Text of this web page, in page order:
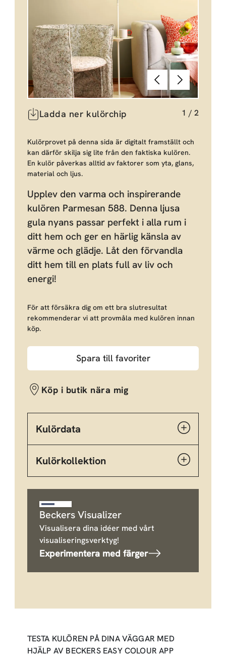
Föregående
Nästa
Ladda ner kulörchip 1 / 2
Kulörprovet på denna sida är digitalt framställt och
kan därför skilja sig lite från den faktiska kulören.
En kulör påverkas alltid av faktorer som yta, glans,
material och ljus.
Upplev den varma och inspirerande
kulören Parmesan 588. Denna ljusa
gula nyans passar perfekt i alla rum i
ditt hem och ger en härlig känsla av
värme och glädje. Låt den förvandla
ditt hem till en plats full av liv och
energi!
För att försäkra dig om ett bra slutresultat
rekommenderar vi att provmåla med kulören innan
köp.
Spara till favoriter
Köp i butik nära mig
Kulördata
Kulörkollektion
Beckers Visualizer
Visualisera dina idéer med vårt
visualiseringsverktyg!
Experimentera med färger
TESTA KULÖREN PÅ DINA VÄGGAR MED
HJÄLP AV BECKERS EASY COLOUR APP